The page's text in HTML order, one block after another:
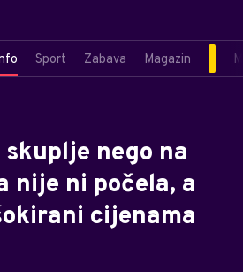
Sport Zabava Magazin
nego na
nije ni počela, a
cijenama